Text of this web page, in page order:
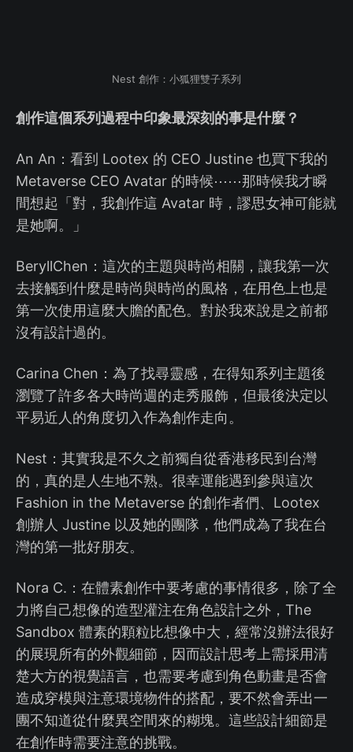
Nest 創作：小狐狸雙子系列
創作這個系列過程中印象最深刻的事是什麼？
An An：看到 Lootex 的 CEO Justine 也買下我的
Metaverse CEO Avatar 的時候⋯⋯那時候我才瞬
間想起「對，我創作這 Avatar 時，謬思女神可能就
是她啊。」
BeryllChen：這次的主題與時尚相關，讓我第一次
去接觸到什麼是時尚與時尚的風格，在用色上也是
第一次使用這麼大膽的配色。對於我來說是之前都
沒有設計過的。
Carina Chen：為了找尋靈感，在得知系列主題後
瀏覽了許多各大時尚週的走秀服飾，但最後決定以
平易近人的角度切入作為創作走向。
Nest：其實我是不久之前獨自從香港移民到台灣
的，真的是人生地不熟。很幸運能遇到參與這次
Fashion in the Metaverse 的創作者們、Lootex
創辦人 Justine 以及她的團隊，他們成為了我在台
灣的第一批好朋友。
Nora C.：在體素創作中要考慮的事情很多，除了全
力將自己想像的造型灌注在角色設計之外，The
Sandbox 體素的顆粒比想像中大，經常沒辦法很好
的展現所有的外觀細節，因而設計思考上需採用清
楚大方的視覺語言，也需要考慮到角色動畫是否會
造成穿模與注意環境物件的搭配，要不然會弄出一
團不知道從什麼異空間來的糊塊。這些設計細節是
在創作時需要注意的挑戰。